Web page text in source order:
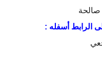
صالحة
الرابط أسفله :